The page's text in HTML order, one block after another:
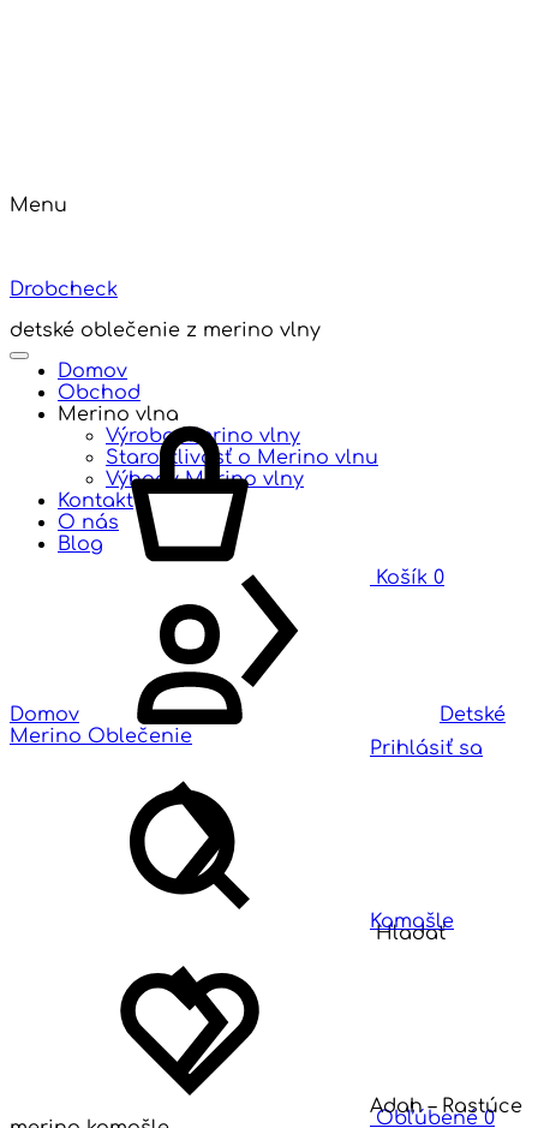
Menu
Drobcheck
detské oblečenie z merino vlny
Domov
Obchod
Merino vlna
Výroba Merino vlny
Starostlivosť o Merino vlnu
Výhody Merino vlny
Kontakt
O nás
Blog
Prihlásiť sa
Hladať
Obľúbené 0
Košík 0
Domov
Detské
Merino Oblečenie
Kamašle
Adah – Rastúce